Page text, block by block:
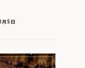
5日